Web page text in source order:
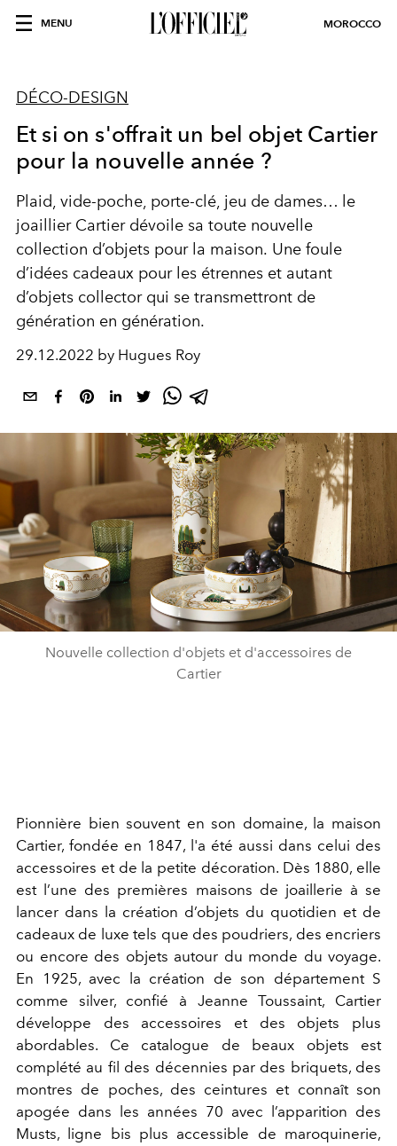
MENU MOROCCO
DÉCO-DESIGN
Et si on s'offrait un bel objet Cartier
pour la nouvelle année ?
Plaid, vide-poche, porte-clé, jeu de dames… le
joaillier Cartier dévoile sa toute nouvelle
collection d’objets pour la maison. Une foule
d’idées cadeaux pour les étrennes et autant
d’objets collector qui se transmettront de
génération en génération.
29.12.2022 by Hugues Roy
Nouvelle collection d'objets et d'accessoires de
Cartier
Pionnière bien souvent en son domaine, la maison
Cartier, fondée en 1847, l'a été aussi dans celui des
accessoires et de la petite décoration. Dès 1880, elle
est l’une des premières maisons de joaillerie à se
lancer dans la création d’objets du quotidien et de
cadeaux de luxe tels que des poudriers, des encriers
ou encore des objets autour du monde du voyage.
En 1925, avec la création de son département S
comme silver, confié à Jeanne Toussaint, Cartier
développe des accessoires et des objets plus
abordables.
Ce catalogue de beaux objets est
complété au fil des décennies par des briquets, des
montres de poches, des ceintures et connaît son
apogée dans les années 70 avec l’apparition des
Musts, ligne bis plus accessible de maroquinerie,